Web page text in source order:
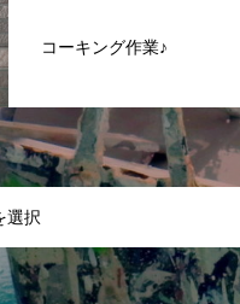
コーキング作業♪